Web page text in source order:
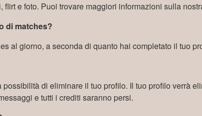
e foto. Puoi trovare maggiori informazioni sulla
di matches?
al giorno, a seconda di quanto hai completato il tuo
di eliminare il tuo profilo. Il tuo profilo verrà
e tutti i crediti saranno persi.